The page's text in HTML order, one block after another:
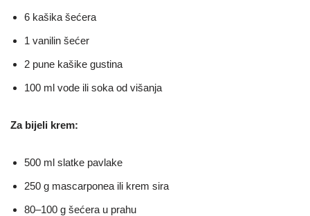
6 kašika šećera
1 vanilin šećer
2 pune kašike gustina
100 ml vode ili soka od višanja
Za bijeli krem:
500 ml slatke pavlake
250 g mascarponea ili krem sira
80–100 g šećera u prahu